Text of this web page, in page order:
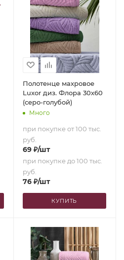
Полотенце махровое
Luxor диз. Флора 30х60
(серо-голубой)
Много
при покупке от 100 тыс.
руб.
69₽/шт
при покупке до 100 тыс.
руб.
76₽/шт
КУПИТЬ